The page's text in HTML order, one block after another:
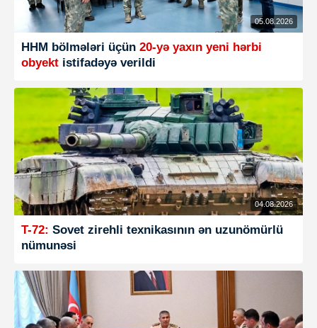
05.08.2026
HHM bölmələri üçün 20-yə yaxın yeni hərbi
obyekt istifadəyə verildi
04.08.2026
T-72: Sovet zirehli texnikasının ən uzunömürlü
nümunəsi